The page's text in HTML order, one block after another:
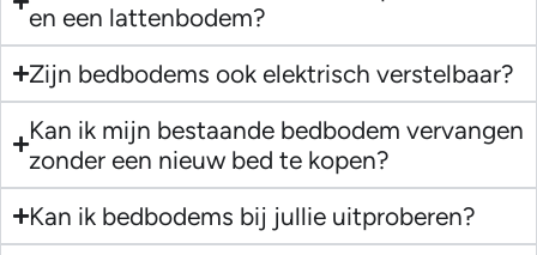
en een lattenbodem?
Zijn bedbodems ook elektrisch verstelbaar?
Kan ik mijn bestaande bedbodem vervangen
zonder een nieuw bed te kopen?
Kan ik bedbodems bij jullie uitproberen?